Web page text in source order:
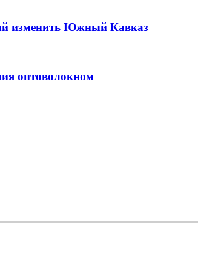
изменить Южный Кавказ
оптоволокном